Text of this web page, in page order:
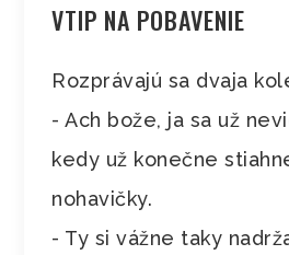
VTIP NA POBAVENIE
Rozprávajú sa dvaja
- Ach bože, ja sa už
kedy už konečne
nohavičky.
- Ty si vážne taky